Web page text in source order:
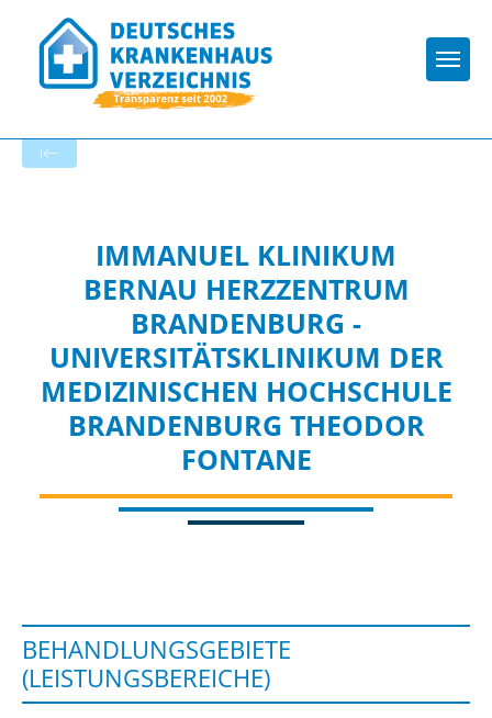
IMMANUEL KLINIKUM
BERNAU HERZZENTRUM
BRANDENBURG -
UNIVERSITÄTSKLINIKUM DER
MEDIZINISCHEN HOCHSCHULE
BRANDENBURG THEODOR
FONTANE
BEHANDLUNGSGEBIETE
(LEISTUNGSBEREICHE)